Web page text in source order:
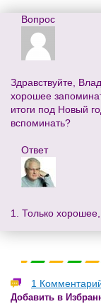
Вопрос
Здравствуйте,
хорошее
итоги под Новый
вспоминать?
Ответ
1. Только
1
Добавить в